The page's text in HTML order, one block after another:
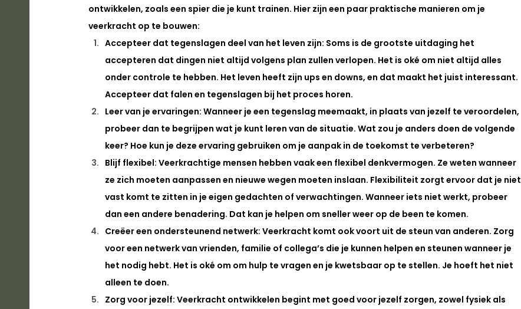
ontwikkelen, zoals een spier die je kunt trainen. Hier zijn een paar praktische manieren om je
veerkracht op te bouwen:
Accepteer dat tegenslagen deel van het leven zijn: Soms is de grootste uitdaging het
accepteren dat dingen niet altijd volgens plan zullen verlopen. Het is oké om niet altijd alles
onder controle te hebben. Het leven heeft zijn ups en downs, en dat maakt het juist interessant.
Accepteer dat falen en tegenslagen bij het proces horen.
Leer van je ervaringen: Wanneer je een tegenslag meemaakt, in plaats van jezelf te veroordelen,
probeer dan te begrijpen wat je kunt leren van de situatie. Wat zou je anders doen de volgende
keer? Hoe kun je deze ervaring gebruiken om je aanpak in de toekomst te verbeteren?
Blijf flexibel: Veerkrachtige mensen hebben vaak een flexibel denkvermogen. Ze weten wanneer
ze zich moeten aanpassen en nieuwe wegen moeten inslaan. Flexibiliteit zorgt ervoor dat je niet
vast komt te zitten in je eigen gedachten of verwachtingen. Wanneer iets niet werkt, probeer
dan een andere benadering. Dat kan je helpen om sneller weer op de been te komen.
Creëer een ondersteunend netwerk: Veerkracht komt ook voort uit de steun van anderen. Zorg
voor een netwerk van vrienden, familie of collega’s die je kunnen helpen en steunen wanneer je
het nodig hebt. Het is oké om om hulp te vragen en je kwetsbaar op te stellen. Je hoeft het niet
alleen te doen.
Zorg voor jezelf: Veerkracht ontwikkelen begint met goed voor jezelf zorgen, zowel fysiek als